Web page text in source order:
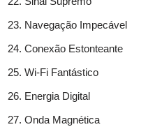
Navegação Impecável
Conexão Estonteante
Wi-Fi Fantástico
Energia Digital
Onda Magnética